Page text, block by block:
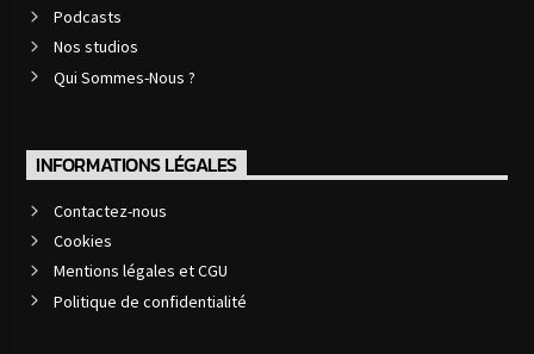
Podcasts
Nos studios
Qui Sommes-Nous ?
INFORMATIONS LÉGALES
Contactez-nous
Cookies
Mentions légales et CGU
Politique de confidentialité